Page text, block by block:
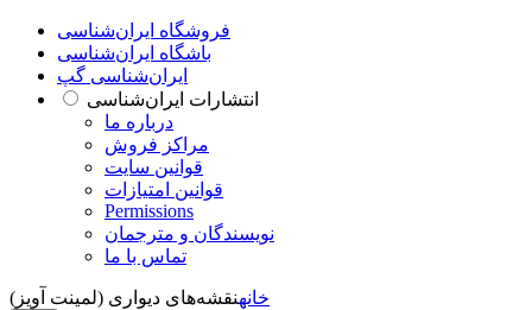
فروشگاه ایران‌شناسی
باشگاه ایران‌شناسی
ایران‌شناسی گپ
انتشارات ایران‌شناسی
درباره ما
مراکز فروش
قوانین سایت
قوانین امتیازات
Permissions
نویسندگان و مترجمان
تماس با ما
خانهنقشه‌های دیواری (لمینت آویز)